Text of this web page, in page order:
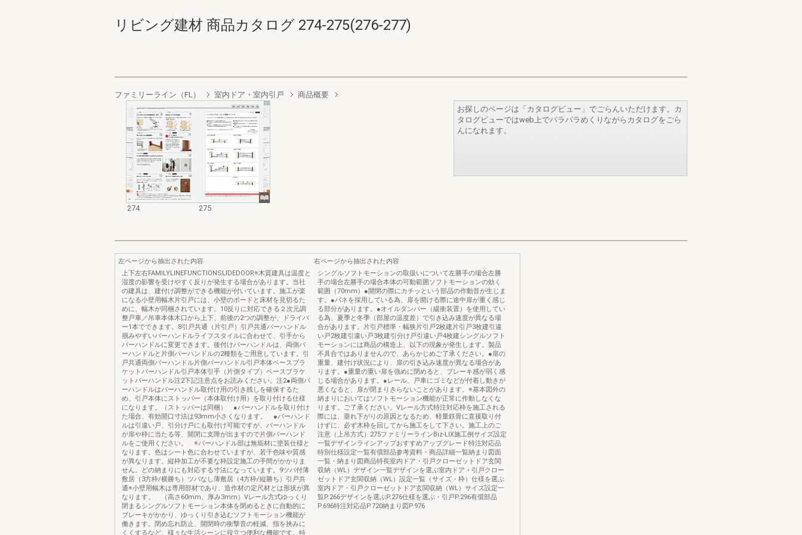
リビング建材 商品カタログ 274-275(276-277)
ファミリーライン（FL） 室内ドア・室内引戸 商品概要
274 275
お探しのページは「カタログビュー」でごらんいただけます。カ
タログビューではweb上でパラパラめくりながらカタログをごら
んになれます。
左ページから抽出された内容
上下左右FAMILYLINEFUNCTIONSLIDEDOOR※木質建具は温度と
湿度の影響を受けやすく反りが発生する場合があります。当社
の建具は、建付け調整ができる機能が付いています。施工が楽
になる小壁用幅木片引戸には、小壁のボードと床材を見切るた
めに、幅木が同梱されています。10反りに対応できる２次元調
整戸車／吊車本体木口から上下、前後の2つの調整が、ドライバ
ー1本でできます。8引戸共通（片引戸）引戸共通バーハンドル
掴みやすいバーハンドルライフスタイルに合わせて、引手から
バーハンドルに変更できます。後付けバーハンドルは、両側バ
ーハンドルと片側バーハンドルの2種類をご用意しています。引
戸共通両側バーハンドル片側バーハンドル引戸本体ベースブラ
ケットバーハンドル引戸本体引手（片側タイプ）ベースブラケ
ットバーハンドル注2下記注意点をお読みください。注2●両側バ
ーハンドルはバーハンドル取付け用の引き残しを確保するた
め、引戸本体にストッパー（本体取付け用）を取り付ける仕様
になります。（ストッパーは同梱） ●バーハンドルを取り付け
た場合、有効開口寸法は93mm小さくなります。 ●バーハンド
ルは引違い戸、引分け戸にも取付け可能ですが、バーハンドル
が扉や枠に当たる等、開閉に支障が出ますので片側バーハンド
ルをご使用ください。 ※バーハンドル部は無垢材に塗装仕様と
なります。色はシート色に合わせていますが、若干色味や質感
が異なります。縦枠加工が不要な枠設定施工の手間がかかりま
せん。どの納まりにも対応する寸法になっています。9ツバ付薄
敷居（3方枠/横勝ち）ツバなし薄敷居（4方枠/縦勝ち）引戸共
通※小壁用幅木は専用部材であり、造作材の定尺材とは形状が異
なります。 （高さ60mm、厚み3mm）Vレール方式ゆっくり
閉まるシングルソフトモーション本体を閉めるときに自動的に
ブレーキがかかり、ゆっくり引き込むソフトモーション機能が
働きます。閉め忘れ防止、開閉時の衝撃音の軽減、指を挟みに
くくするなど、様々な生活シーンに役立つ便利な機能です。特
右ページから抽出された内容
シングルソフトモーションの取扱いについて左勝手の場合左勝
手の場合左勝手の場合本体の可動範囲ソフトモーションの効く
範囲（70mm）●開閉の際にカチッという部品の作動音が生じま
す。●バネを採用している為、扉を開ける際に途中扉が重く感じ
る部分があります。●オイルダンパー（緩衝装置）を使用してい
る為、夏季と冬季（部屋の温度差）で引き込み速度が異なる場
合があります。片引戸標準・幅狭片引戸2枚建片引戸3枚建引違
い戸2枚建引違い戸3枚建引分け戸引違い戸4枚建シングルソフト
モーションには商品の構造上、以下の現象が発生します。製品
不具合ではありませんので、あらかじめご了承ください。●扉の
重量、建付け状況により、扉の引き込み速度が異なる場合があ
ります。●重量の重い扉を強めに閉めると、ブレーキ感が弱く感
じる場合があります。●レール、戸車にゴミなどが付着し動きが
悪くなると、扉が閉まりきらないことがあります。※基本図外の
納まりにおいてはソフトモーション機能が正常に作動しなくな
ります。ご了承ください。Vレール方式特注対応枠を施工される
際には、垂れ下がりの原因となるため、軽量鉄骨に直接取り付
けずに、必ず木枠を回してから施工をして下さい。施工上のご
注意（上吊方式）275ファミリーラインBiz-LIX施工例サイズ設定
一覧デザインラインアップおすすめアップグレード特注対応品
特別仕様設定一覧有償部品参考資料・商品詳細一覧納まり図面
一覧・納まり図商品特長室内ドア・引戸クローゼットドア玄関
収納（WL）デザイン一覧デザインを選ぶ室内ドア・引戸クロー
ゼットドア玄関収納（WL）設定一覧（サイズ・枠）仕様を選ぶ
室内ドア・引戸クローゼットドア玄関収納（WL）サイズ設定一
覧P.266デザインを選ぶP.276仕様を選ぶ・引戸P.296有償部品
P.696特注対応品P.720納まり図P.976